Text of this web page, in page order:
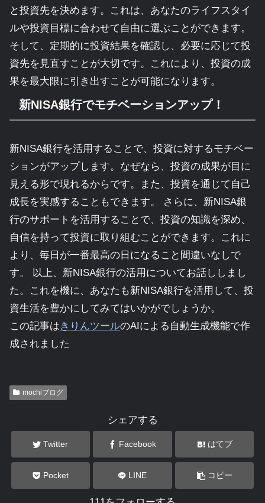
と投資先を決めます。これは、あなたのライフスタイ
ルや投資目標に合わせて自由に選ぶことができます。
そして、定期的に投資結果を確認し、必要に応じて投
資先を見直すことが大切です。これにより、投資の成
果を最大限に引き出すことが可能になります。
新NISA銀行でモチベーションアップ！
新NISA銀行を活用することで、投資に対するモチベー
ションがアップします。なぜなら、投資の成果が目に
見える形で現れるからです。また、投資を通じて自己
成長を実感することもできます。 さらに、新NISA銀
行のサポートを活用することで、投資の知識を深め、
自信を持って投資に取り組むことができます。これに
より、毎日が一番最高の日になること間違いなしで
す。 以上、新NISA銀行の活用についてお話ししまし
た。これを機に、あなたも新NISA銀行を活用して、投
資生活を豊かにしてみてはいかがでしょうか。
この記事はきりんツールのAIによる自動生成機能で作
成されました
mochiブログ
シェアする
Twitter Facebook はてブ
Pocket LINE コピー